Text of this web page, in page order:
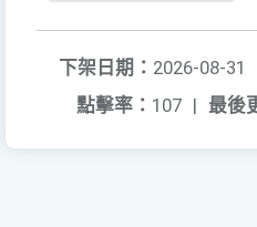
下架日期： 2026-08-31
最後
點擊率： 107 |